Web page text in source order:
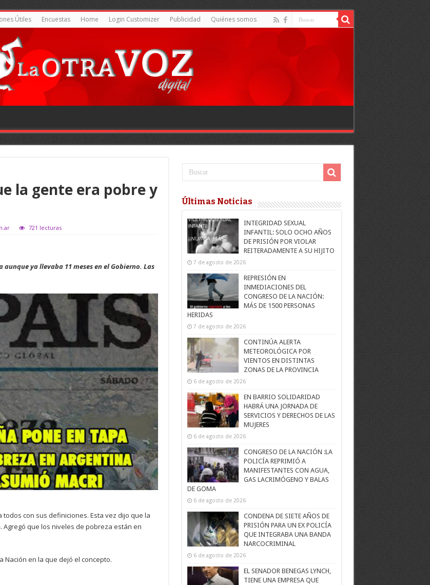
Útiles Encuestas Home Login Customizer Publicidad Quiénes somos
la gente era pobre y
721 lecturas
ya llevaba 11 meses en el Gobierno. Las
con sus definiciones. Esta vez dijo que la
que los niveles de pobreza están en
Nación en la que dejó el concepto.
Últimas Noticias
INTEGRIDAD SEXUAL
INFANTIL: SOLO OCHO AÑOS
DE PRISIÓN POR VIOLAR
REITERADAMENTE A SU HIJITO
7 de agosto de 2026
REPRESIÓN EN
INMEDIACIONES DEL
CONGRESO DE LA NACIÓN:
MÁS DE 1500 PERSONAS
HERIDAS
7 de agosto de 2026
CONTINÚA ALERTA
METEOROLÓGICA POR
VIENTOS EN DISTINTAS
ZONAS DE LA PROVINCIA
6 de agosto de 2026
EN BARRIO SOLIDARIDAD
HABRÁ UNA JORNADA DE
SERVICIOS Y DERECHOS DE LAS
MUJERES
6 de agosto de 2026
CONGRESO DE LA NACIÓN :LA
POLICÍA REPRIMIÓ A
MANIFESTANTES CON AGUA,
GAS LACRIMÓGENO Y BALAS
DE GOMA
6 de agosto de 2026
CONDENA DE SIETE AÑOS DE
PRISIÓN PARA UN EX POLICÍA
QUE INTEGRABA UNA BANDA
NARCOCRIMINAL
6 de agosto de 2026
EL SENADOR BENEGAS LYNCH,
TIENE UNA EMPRESA QUE